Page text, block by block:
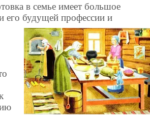
в семье имеет большое
его будущей профессии и